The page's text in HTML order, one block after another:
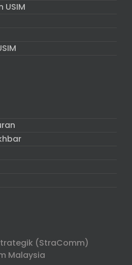
USIM
(StraComm)
Malaysia